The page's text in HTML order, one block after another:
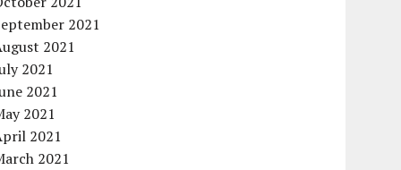
2021
2021
2021
2021
2021
2021
2021